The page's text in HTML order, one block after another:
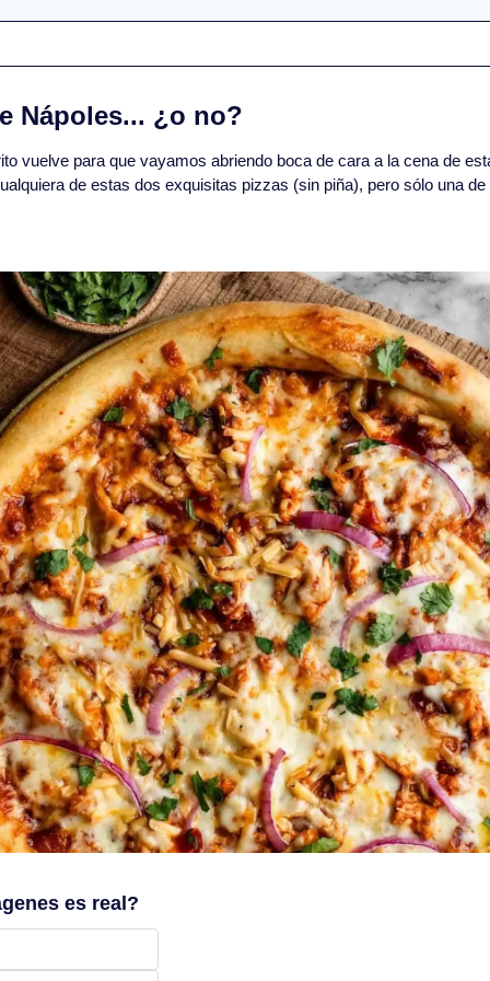
Nápoles... ¿o no?
vuelve para que vayamos abriendo boca de cara a la cena de
de estas dos exquisitas pizzas (sin piña), pero sólo una de
es real?